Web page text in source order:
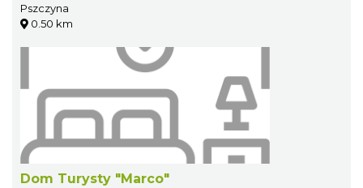
Pszczyna
0.50 km
Dom Turysty "Marco"